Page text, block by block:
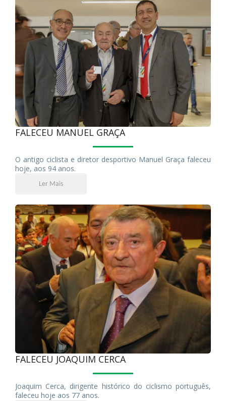
FALECEU MANUEL GRAÇA
O antigo ciclista e diretor desportivo Manuel Graça faleceu
hoje, aos 94 anos.
Ler Mais
FALECEU JOAQUIM CERCA
Joaquim Cerca, dirigente histórico do ciclismo português,
faleceu hoje aos 77 anos.